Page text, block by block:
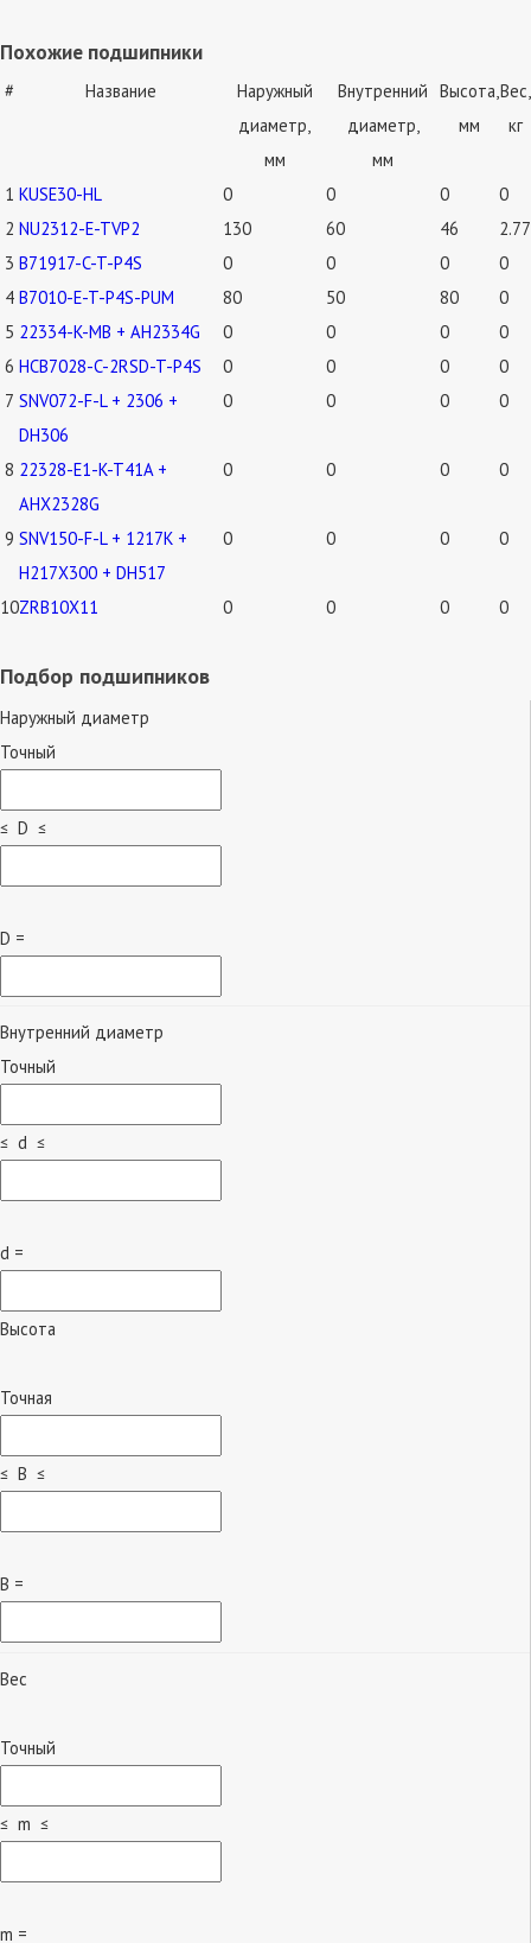
Похожие подшипники
# Название
Наружный
диаметр,
мм
Внутренний
диаметр,
мм
Высота,
мм
Вес,
кг
1 KUSE30-HL 0 0 0
0
2 NU2312-E-TVP2 130 60 46
2.77
3 B71917-C-T-P4S 0 0 0
0
4 B7010-E-T-P4S-PUM 80 50 80
0
5 22334-K-MB + AH2334G 0 0 0
0
6 HCB7028-C-2RSD-T-P4S 0 0 0
0
7 SNV072-F-L + 2306 +
DH306
0 0 0 0
8 22328-E1-K-T41A +
AHX2328G
0 0 0 0
9 SNV150-F-L + 1217K +
H217X300 + DH517
0 0 0 0
10ZRB10X11 0 0 0 0
Подбор подшипников
Наружный диаметр
Точный
≤ D ≤
D =
Внутренний диаметр
Точный
≤ d ≤
d =
Высота
Точная
≤ B ≤
B =
Вес
Точный
≤ m ≤
m =